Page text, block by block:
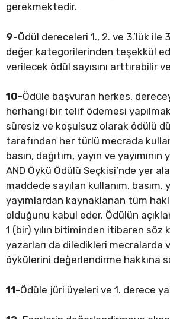
gerekmektedir.
9-Ödül dereceleri 1., 2. ve 3.’lük
değer kategorilerinden teşekkül
verilecek ödül sayısını arttırabilir
10-Ödüle başvuran herkes,
herhangi bir telif ödemesi
süresiz ve koşulsuz olarak ödülü
tarafından her türlü mecrada
basın, dağıtım, yayın ve
AND Öykü Ödülü Seçkisi’nde yer
maddede sayılan kullanım, basım,
yayımlardan kaynaklanan tüm
olduğunu kabul eder. Ödülün
1 (bir) yılın bitiminden itibaren söz
yazarları da diledikleri mecralarda
öykülerini değerlendirme hakkına
11-Ödüle jüri üyeleri ve 1. derece